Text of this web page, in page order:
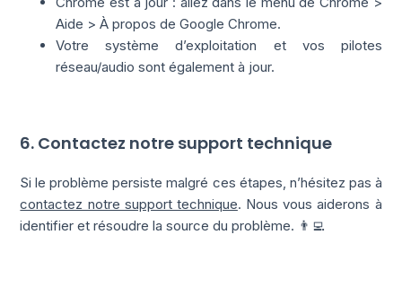
Aide > À propos de Google Chrome.
Votre système d’exploitation et vos pilotes
réseau/audio sont également à jour.
6. Contactez notre support technique
Si le problème persiste malgré ces étapes, n’hésitez pas à
contactez notre support technique. Nous vous aiderons à
identifier et résoudre la source du problème. 👨‍💻